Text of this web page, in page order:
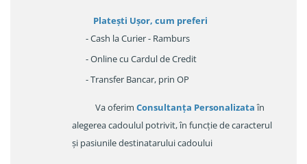
Platești Ușor, cum preferi
- Cash la Curier - Ramburs
- Online cu Cardul de Credit
- Transfer Bancar, prin OP
Va oferim Consultanța Personalizataîn
alegerea cadoulul potrivit, în funcție de caracterul
și pasiunile destinatarului cadoului